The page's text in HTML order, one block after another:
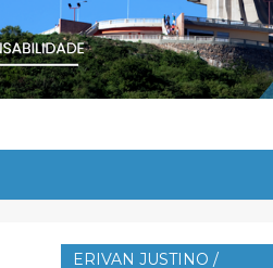
ERIVAN JUSTINO /